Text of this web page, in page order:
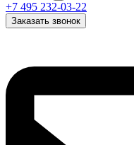
+7 495 232-03-22
Заказать звонок